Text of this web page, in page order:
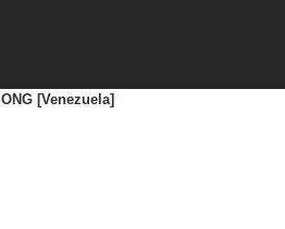
[Venezuela]